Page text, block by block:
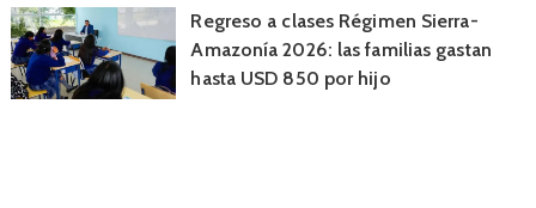
Regreso a clases Régimen Sierra-
Amazonía 2026: las familias gastan
hasta USD 850 por hijo